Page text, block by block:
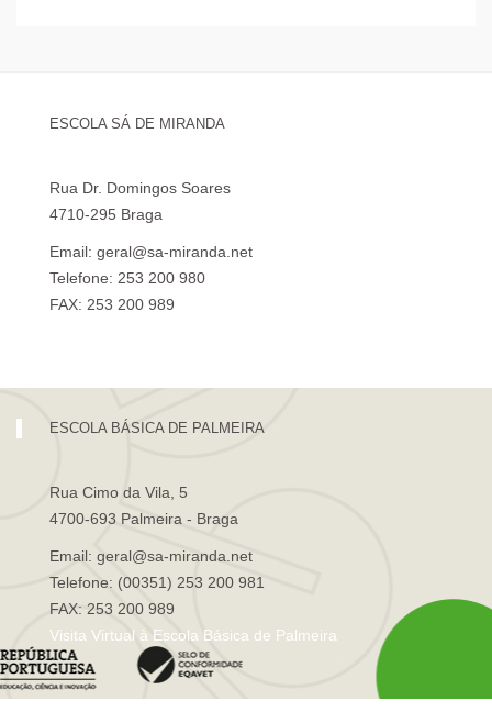
ESCOLA SÁ DE MIRANDA
Rua Dr. Domingos Soares
4710-295 Braga
Email: geral@sa-miranda.net
Telefone: 253 200 980
FAX: 253 200 989
ESCOLA BÁSICA DE PALMEIRA
Rua Cimo da Vila, 5
4700-693 Palmeira - Braga
Email: geral@sa-miranda.net
Telefone: (00351) 253 200 981
FAX: 253 200 989
Visita Virtual à Escola Básica de Palmeira